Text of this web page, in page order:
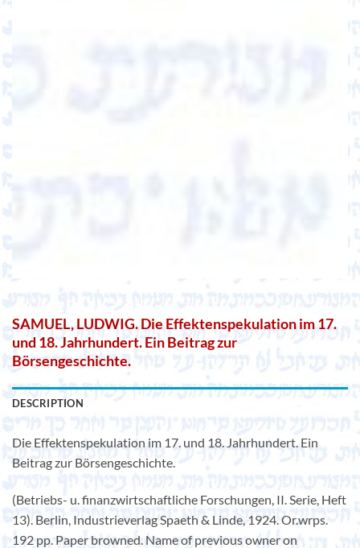
SAMUEL, LUDWIG. Die Effektenspekulation im 17.
und 18. Jahrhundert. Ein Beitrag zur
Börsengeschichte.
DESCRIPTION
Die Effektenspekulation im 17. und 18. Jahrhundert. Ein
Beitrag zur Börsengeschichte.
(Betriebs- u. finanzwirtschaftliche Forschungen, II. Serie, Heft
13). Berlin, Industrieverlag Spaeth & Linde, 1924. Or.wrps.
192 pp. Paper browned. Name of previous owner on